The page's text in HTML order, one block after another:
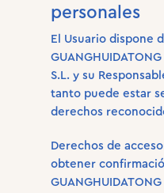
personales
El Usuario dispone
GUANGHUIDATONG
S.L. y su
tanto puede estar
derechos
Derechos de
obtener
GUANGHUIDATONG